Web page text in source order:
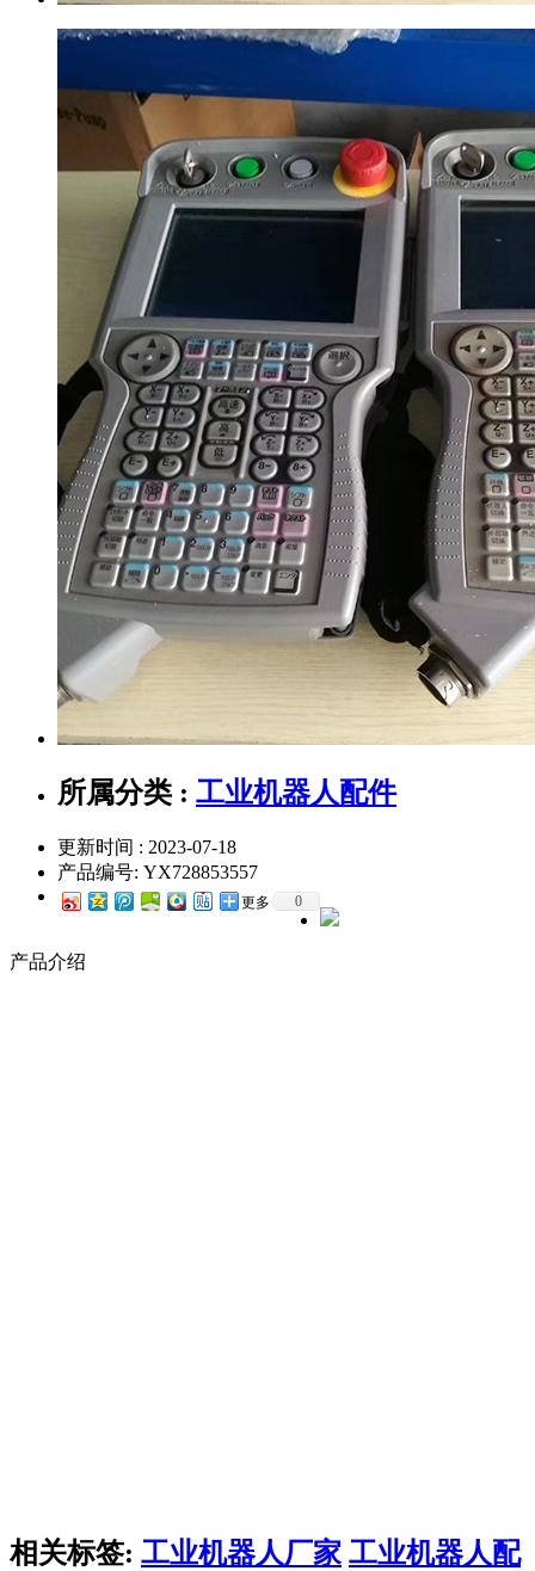
所属分类 : 工业机器人配件
更新时间 : 2023-07-18
产品编号: YX728853557
更多 0
产品介绍
相关标签: 工业机器人厂家 工业机器人配